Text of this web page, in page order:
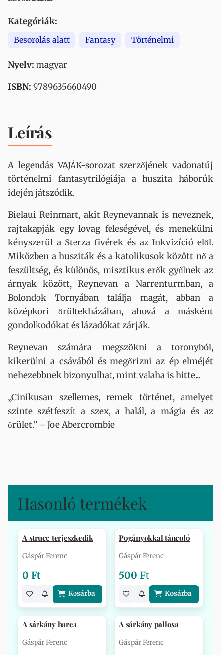
Kategóriák:
Besorolás alatt Fantasy Történelmi
Nyelv: magyar
ISBN: 9789635660490
Leírás
A legendás VAJÁK-sorozat szerzőjének vadonatúj
történelmi fantasytrilógiája a huszita háborúk
idején játszódik.
Bielaui Reinmart, akit Reynevannak is neveznek,
rajtakapják egy lovag feleségével, és menekülni
kényszerül a Sterza fivérek és az Inkvizíció elől.
Miközben a husziták és a katolikusok között nő a
feszültség, és különös, misztikus erők gyűlnek az
árnyak között, Reynevan a Narrenturmban, a
Bolondok Tornyában találja magát, abban a
középkori őrültekházában, ahová a másként
gondolkodókat és lázadókat zárják.
Reynevan számára megszökni a toronyból,
kikerülni a csávából és megőrizni az ép elméjét
nehezebbnek bizonyulhat, mint valaha is hitte...
„Cinikusan szellemes, remek történet, amelyet
szinte szétfeszít a szex, a halál, a mágia és az
őrület.” – Joe Abercrombie
Hasonló termékek
A strucc terjeszkedik
Gáspár Ferenc
0 Ft
Kosárba
Pogányokkal táncoló
Gáspár Ferenc
500 Ft
Kosárba
A sárkány harca
Gáspár Ferenc
A sárkány pallosa
Gáspár Ferenc